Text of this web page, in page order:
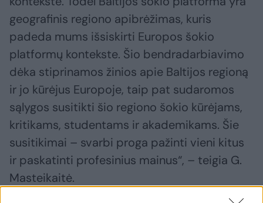
geografinis regiono apibrėžimas, kuris
padeda mums išsiskirti Europos šokio
platformų kontekste. Šio bendradarbiavimo
dėka stiprinamos žinios apie Baltijos regioną
ir jo kūrėjus Europoje, taip pat sudaromos
sąlygos susitikti šio regiono šokio kūrėjams,
kritikams, studentams ir akademikams. Šie
susitikimai – svarbi proga pažinti vieni kitus
ir paskatinti profesinius mainus“, – teigia G.
Masteikaitė.